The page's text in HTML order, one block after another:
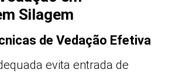
Silagem
de Vedação Efetiva
evita entrada de